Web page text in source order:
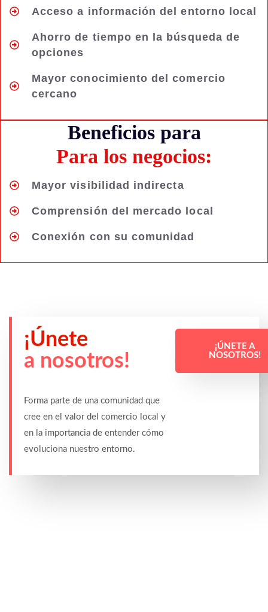
Acceso a información del entorno local
Ahorro de tiempo en la búsqueda de
opciones
Mayor conocimiento del comercio
cercano
Beneficios para
Para los negocios:
Mayor visibilidad indirecta
Comprensión del mercado local
Conexión con su comunidad
¡Únete
a nosotros!
Forma parte de una comunidad que
cree en el valor del comercio local y
en la importancia de entender cómo
evoluciona nuestro entorno.
¡ÚNETE A
NOSOTROS!